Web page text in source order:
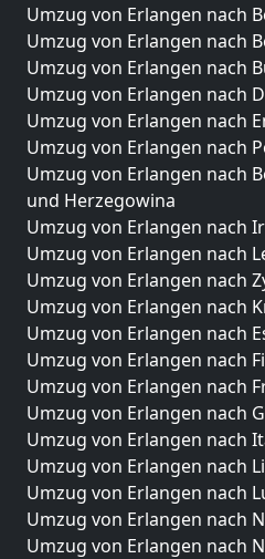
Umzug von Erlangen nach
Umzug von Erlangen nach
Umzug von Erlangen nach
Umzug von Erlangen nach
Umzug von Erlangen nach
Umzug von Erlangen nach
Umzug von Erlangen nach
und Herzegowina
Umzug von Erlangen nach
Umzug von Erlangen nach
Umzug von Erlangen nach
Umzug von Erlangen nach
Umzug von Erlangen nach
Umzug von Erlangen nach
Umzug von Erlangen nach
Umzug von Erlangen nach
Umzug von Erlangen nach
Umzug von Erlangen nach
Umzug von Erlangen nach
Umzug von Erlangen nach
Umzug von Erlangen nach